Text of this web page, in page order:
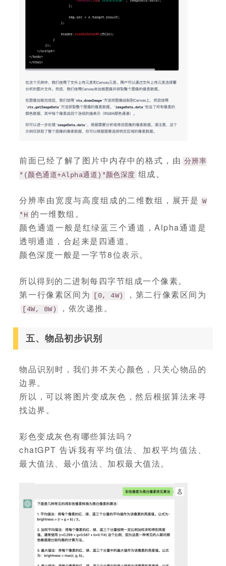
前面已经了解了图片中内存中的格式，由 分辨率
*(颜色通道+Alpha通道)*颜色深度 组成。
分辨率由宽度与高度组成的二维数组，展开是 W
*H 的一维数组。
颜色通道一般是红绿蓝三个通道，Alpha通道是
透明通道，合起来是四通道。
颜色深度一般是一字节8位表示。
所以得到的二进制每四字节组成一个像素。
第一行像素区间为
[0, 4W) ，第二行像素区间为
[4W, 8W) ，依次递推。
五、物品初步识别
物品识别时，我们并不关心颜色，只关心物品的
边界。
所以，可以将图片变成灰色，然后根据算法来寻
找边界。
彩色变成灰色有哪些算法吗？
chatGPT 告诉我有平均值法、加权平均值法、
最大值法、最小值法、加权最大值法。